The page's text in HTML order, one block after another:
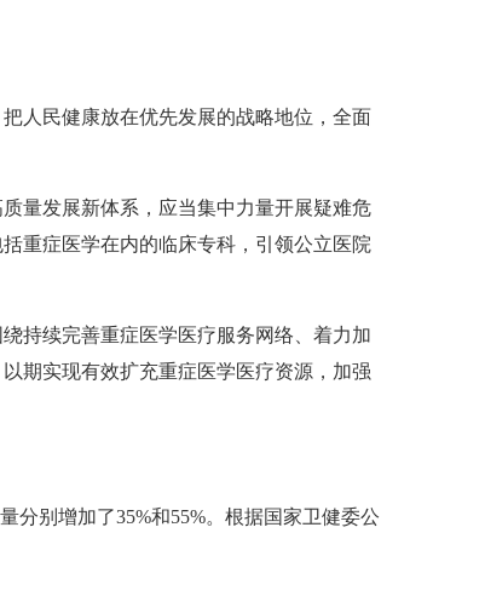
人民健康放在优先发展的战略地位，全面
量发展新体系，应当集中力量开展疑难危
重症医学在内的临床专科，引领公立医院
持续完善重症医学医疗服务网络、着力加
期实现有效扩充重症医学医疗资源，加强
分别增加了35%和55%。根据国家卫健委公